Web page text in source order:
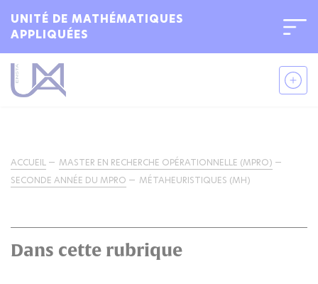
UNITÉ DE MATHÉMATIQUES
APPLIQUÉES
ACCUEIL
MASTER EN RECHERCHE OPÉRATIONNELLE (MPRO)
SECONDE ANNÉE DU MPRO
MÉTAHEURISTIQUES (MH)
Dans cette rubrique